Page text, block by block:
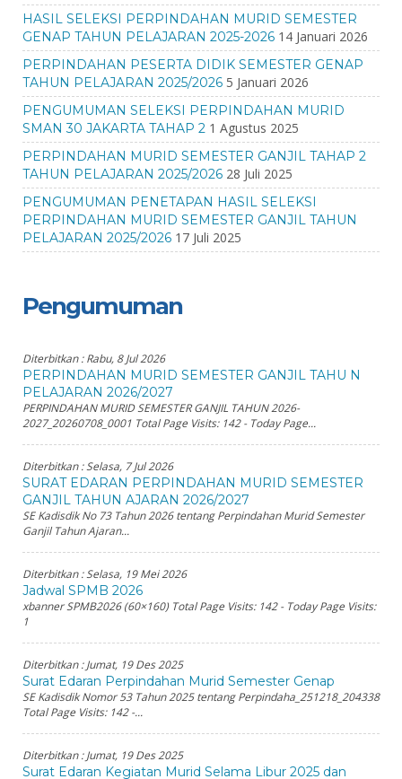
HASIL SELEKSI PERPINDAHAN MURID SEMESTER
GENAP TAHUN PELAJARAN 2025-2026 14 Januari 2026
PERPINDAHAN PESERTA DIDIK SEMESTER GENAP
TAHUN PELAJARAN 2025/2026 5 Januari 2026
PENGUMUMAN SELEKSI PERPINDAHAN MURID
SMAN 30 JAKARTA TAHAP 2 1 Agustus 2025
PERPINDAHAN MURID SEMESTER GANJIL TAHAP 2
TAHUN PELAJARAN 2025/2026 28 Juli 2025
PENGUMUMAN PENETAPAN HASIL SELEKSI
PERPINDAHAN MURID SEMESTER GANJIL TAHUN
PELAJARAN 2025/2026 17 Juli 2025
Pengumuman
Diterbitkan :Rabu, 8 Jul 2026
PERPINDAHAN MURID SEMESTER GANJIL TAHU N
PELAJARAN 2026/2027
PERPINDAHAN MURID SEMESTER GANJIL TAHUN 2026-
2027_20260708_0001 Total Page Visits: 142 - Today Page...
Diterbitkan :Selasa, 7 Jul 2026
SURAT EDARAN PERPINDAHAN MURID SEMESTER
GANJIL TAHUN AJARAN 2026/2027
SE Kadisdik No 73 Tahun 2026 tentang Perpindahan Murid Semester
Ganjil Tahun Ajaran...
Diterbitkan :Selasa, 19 Mei 2026
Jadwal SPMB 2026
xbanner SPMB2026 (60×160) Total Page Visits: 142 - Today Page Visits:
1
Diterbitkan :Jumat, 19 Des 2025
Surat Edaran Perpindahan Murid Semester Genap
SE Kadisdik Nomor 53 Tahun 2025 tentang Perpindaha_251218_204338
Total Page Visits: 142 -...
Diterbitkan :Jumat, 19 Des 2025
Surat Edaran Kegiatan Murid Selama Libur 2025 dan